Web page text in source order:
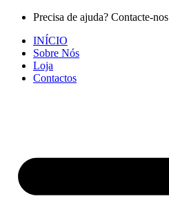
Pular
conteúdo
Precisa de ajuda? Contacte-nos
INÍCIO
Sobre Nós
Loja
Contactos